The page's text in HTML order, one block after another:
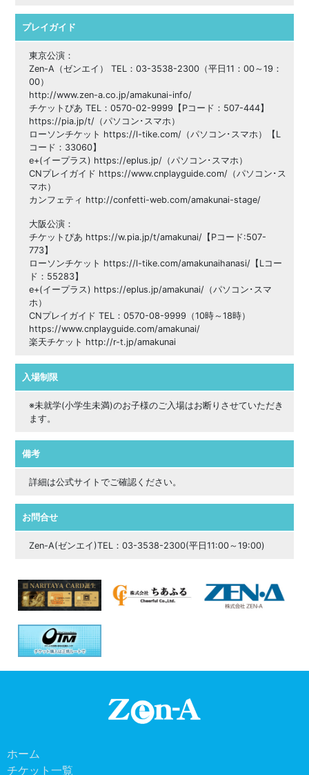
プレイガイド
東京公演：
Zen-A（ゼンエイ） TEL：03-3538-2300（平日11：00～19：
00）
http://www.zen-a.co.jp/amakunai-info/
チケットぴあ TEL：0570-02-9999【Pコード：507-444】
https://pia.jp/t/（パソコン･スマホ）
ローソンチケット https://l-tike.com/（パソコン･スマホ）【L
コード：33060】
e+(イープラス) https://eplus.jp/（パソコン･スマホ）
CNプレイガイド https://www.cnplayguide.com/（パソコン･ス
マホ）
カンフェティ http://confetti-web.com/amakunai-stage/
大阪公演：
チケットぴあ https://w.pia.jp/t/amakunai/【Pコード:507-
773】
ローソンチケット https://l-tike.com/amakunaihanasi/【Lコー
ド：55283】
e+(イープラス) https://eplus.jp/amakunai/（パソコン･スマ
ホ）
CNプレイガイド TEL：0570-08-9999（10時～18時）
https://www.cnplayguide.com/amakunai/
楽天チケット http://r-t.jp/amakunai
入場制限
※未就学(小学生未満)のお子様のご入場はお断りさせていただき
ます。
備考
詳細は公式サイトでご確認ください。
お問合せ
Zen-A(ゼンエイ)TEL：03-3538-2300(平日11:00～19:00)
ホーム
チケット一覧